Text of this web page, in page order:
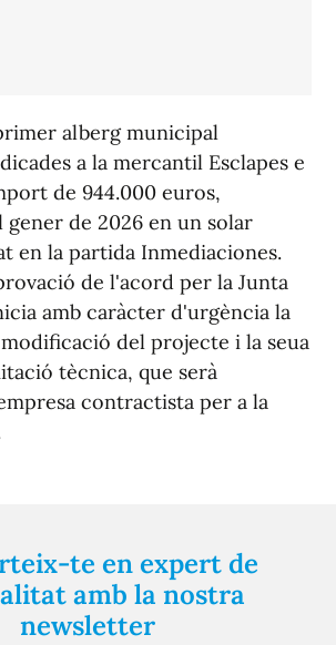
alberg municipal
a la mercantil Esclapes e
de 944.000 euros,
de 2026 en un solar
en la partida Inmediaciones.
de l'acord per la Junta
amb caràcter d'urgència la
del projecte i la seua
tècnica, que serà
contractista per a la
te en expert de
amb la nostra
newsletter